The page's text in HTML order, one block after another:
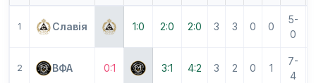
1 Славія 1:0 2:0 2:0 3 3 0 0
5-
0
2 ВФА 0:1 3:1 4:2 3 2 0 1
7-
4